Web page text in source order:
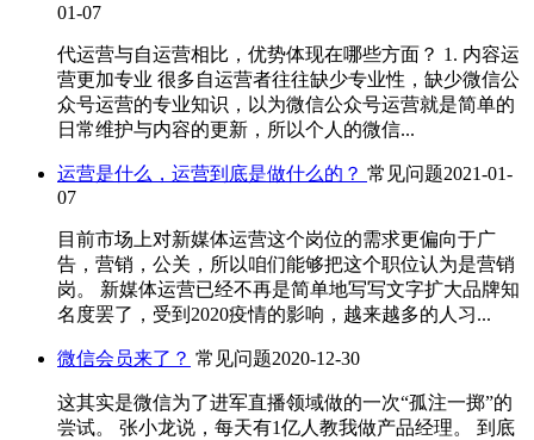
01-07
代运营与自运营相比，优势体现在哪些方面？ 1. 内容运
营更加专业 很多自运营者往往缺少专业性，缺少微信公
众号运营的专业知识，以为微信公众号运营就是简单的
日常维护与内容的更新，所以个人的微信...
运营是什么，运营到底是做什么的？ 常见问题2021-01-
07
目前市场上对新媒体运营这个岗位的需求更偏向于广
告，营销，公关，所以咱们能够把这个职位认为是营销
岗。 新媒体运营已经不再是简单地写写文字扩大品牌知
名度罢了，受到2020疫情的影响，越来越多的人习...
微信会员来了？ 常见问题2020-12-30
这其实是微信为了进军直播领域做的一次“孤注一掷”的
尝试。 张小龙说，每天有1亿人教我做产品经理。 到底